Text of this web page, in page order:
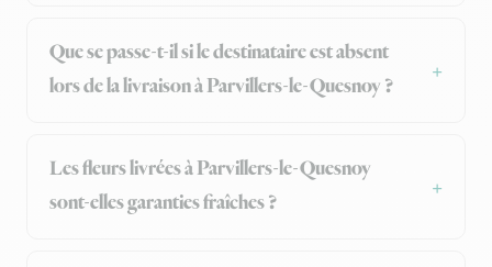
Que se passe-t-il si le destinataire est absent
lors de la livraison à Parvillers-le-Quesnoy ?
Les fleurs livrées à Parvillers-le-Quesnoy
sont-elles garanties fraîches ?